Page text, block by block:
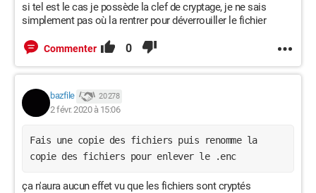
si tel est le cas je possède la clef de cryptage, je ne sais
simplement pas où la rentrer pour déverrouiller le fichier
Commenter 0
bazfile 20 278
2 févr. 2020 à 15:06
Fais une copie des fichiers puis renomme la
copie des fichiers pour enlever le .enc
ça n'aura aucun effet vu que les fichiers sont cryptés